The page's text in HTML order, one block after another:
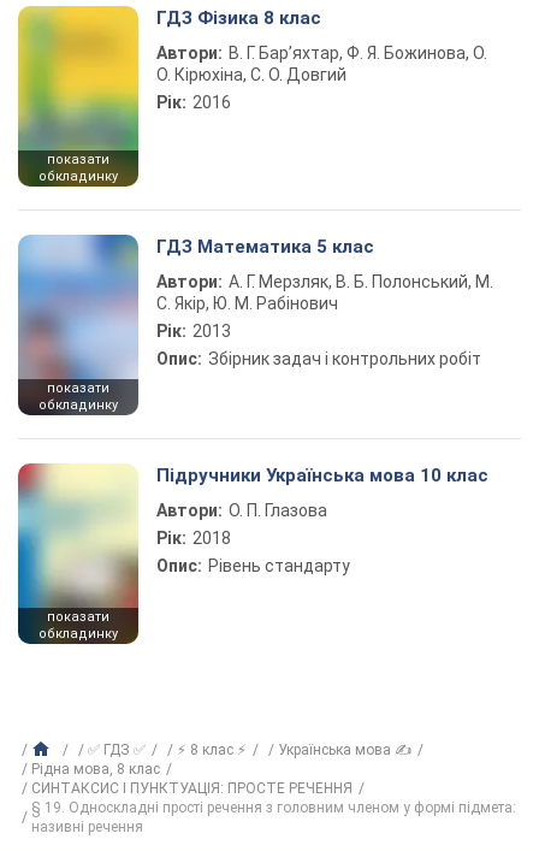
показати
обкладинку
ГДЗ Фізика 8 клас
Автори: В. Г. Бар’яхтар, Ф. Я. Божинова, О.
О. Кірюхіна, С. О. Довгий
Рік: 2016
показати
обкладинку
ГДЗ Математика 5 клас
Автори: А. Г. Мерзляк, В. Б. Полонський, М.
С. Якір, Ю. М. Рабінович
Рік: 2013
Опис: Збірник задач і контрольних робіт
показати
обкладинку
Підручники Українська мова 10 клас
Автори: О. П. Глазова
Рік: 2018
Опис: Рівень стандарту
✅ ГДЗ ✅ ⚡ 8 клас ⚡
Українська мова ✍
Рiдна мова, 8 клас
СИНТАКСИС І ПУНКТУАЦІЯ: ПРОСТЕ РЕЧЕННЯ
§ 19. Односкладні прості речення з головним членом у формі підмета:
називні речення